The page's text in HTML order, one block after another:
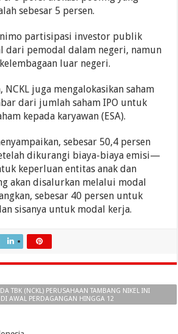
sebesar 5 persen.
partisipasi investor publik
dari pemodal dalam negeri, namun
luar negeri.
NCKL juga mengalokasikan saham
dari jumlah saham IPO untuk
kepada karyawan (ESA).
sebesar 50,4 persen
dikurangi biaya-biaya emisi—
keperluan entitas anak dan
akan disalurkan melalui modal
sebesar 40 persen untuk
sisanya untuk modal kerja.
TBK (NCKL) PERUSAHAAN TAMBANG NIKEL INI
AWAL PERDAGANGAN HINGGA 12